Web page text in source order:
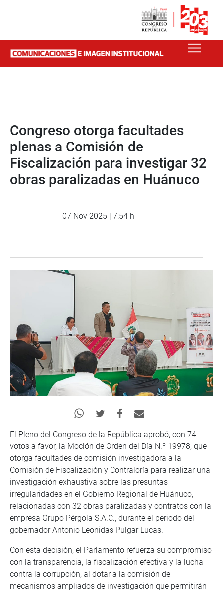
Congreso otorga facultades
plenas a Comisión de
Fiscalización para investigar 32
obras paralizadas en Huánuco
07 Nov 2025 | 7:54 h
El Pleno del Congreso de la República aprobó, con 74
votos a favor, la Moción de Orden del Día N.º 19978, que
otorga facultades de comisión investigadora a la
Comisión de Fiscalización y Contraloría para realizar una
investigación exhaustiva sobre las presuntas
irregularidades en el Gobierno Regional de Huánuco,
relacionadas con 32 obras paralizadas y contratos con la
empresa Grupo Pérgola S.A.C., durante el periodo del
gobernador Antonio Leonidas Pulgar Lucas.
Con esta decisión, el Parlamento refuerza su compromiso
con la transparencia, la fiscalización efectiva y la lucha
contra la corrupción, al dotar a la comisión de
mecanismos ampliados de investigación que permitirán